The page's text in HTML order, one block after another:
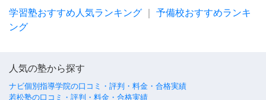
学習塾おすすめ人気ランキング
予備校おすすめランキ
ング
人気の塾から探す
ナビ個別指導学院の口コミ・評判・料金・合格実績
若松塾の口コミ・評判・料金・合格実績